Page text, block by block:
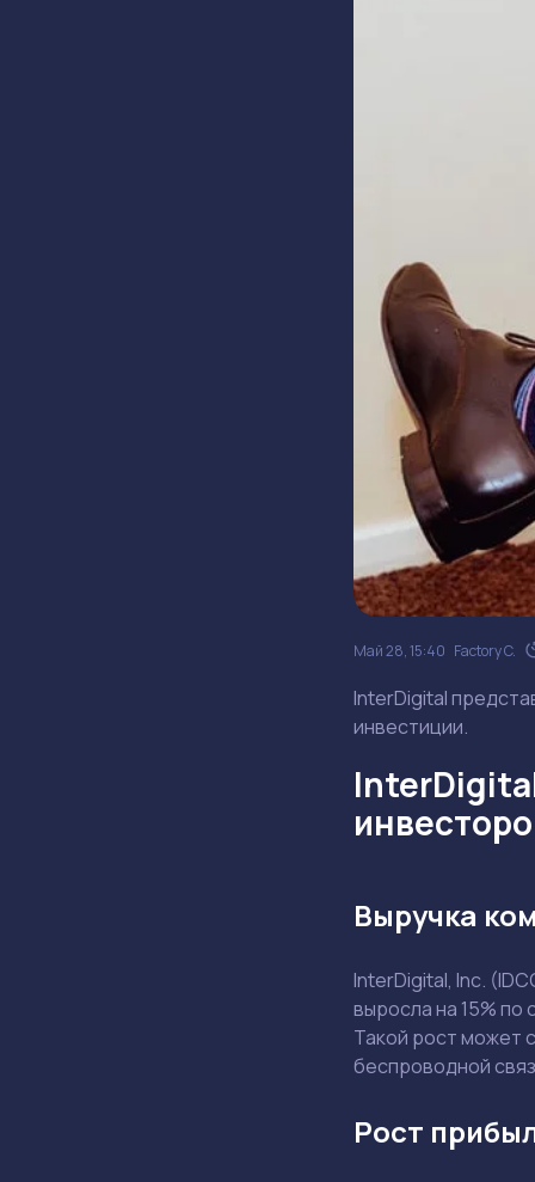
Май 28, 15:40 Factory C.
InterDigital
инвестиции.
Выручка
InterDigital, Inc.
выросла на 15%
Такой рост может
беспроводной
Рост